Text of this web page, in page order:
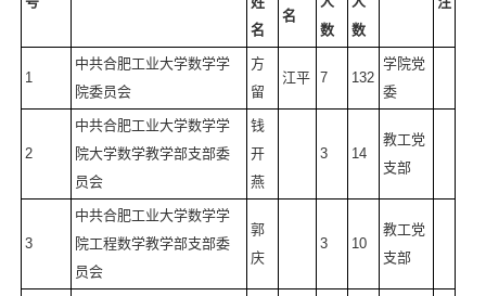
名
名
数
数
1
中共合肥工业大学数学学
院委员会
方
留
江平 7 132
学院党
委
2
中共合肥工业大学数学学
院大学数学教学部支部委
员会
钱
开
燕
3 14
教工党
支部
3
中共合肥工业大学数学学
院工程数学教学部支部委
员会
郭
庆
3 10
教工党
支部